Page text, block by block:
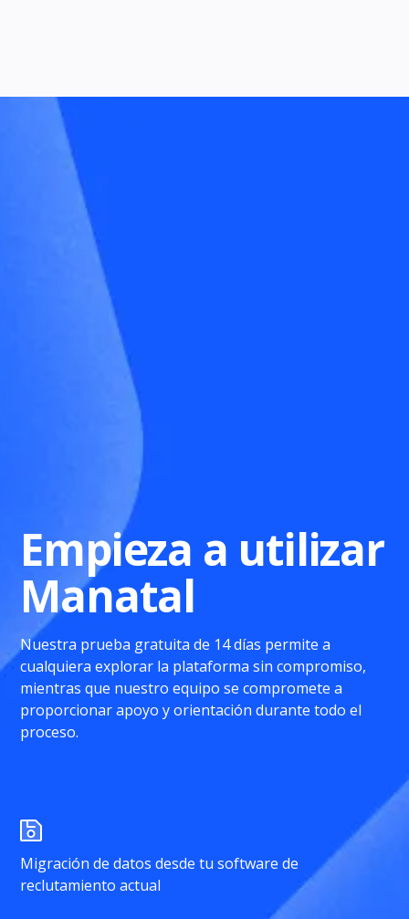
Empieza a utilizar
Manatal
Nuestra prueba gratuita de 14 días permite a
cualquiera explorar la plataforma sin compromiso,
mientras que nuestro equipo se compromete a
proporcionar apoyo y orientación durante todo el
proceso.
Migración de datos desde tu software de
reclutamiento actual